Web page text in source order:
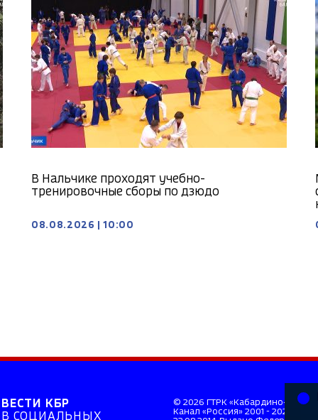
В Нальчике проходят учебно-
тренировочные сборы по дзюдо
08.08.2026 10:00
ВЕСТИ КБР
В СОЦИАЛЬНЫХ
© 2026 ГТРК «Кабардино-
Канал «Россия» 2001 - 2026.